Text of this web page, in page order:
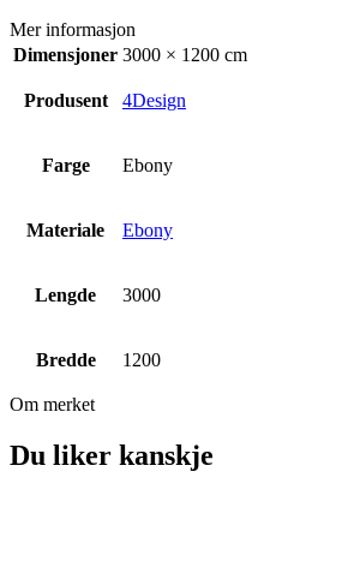
Mer informasjon
Dimensjoner 3000 × 1200 cm
Produsent 4Design
Farge Ebony
Materiale Ebony
Lengde 3000
Bredde 1200
Om merket
Du liker kanskje